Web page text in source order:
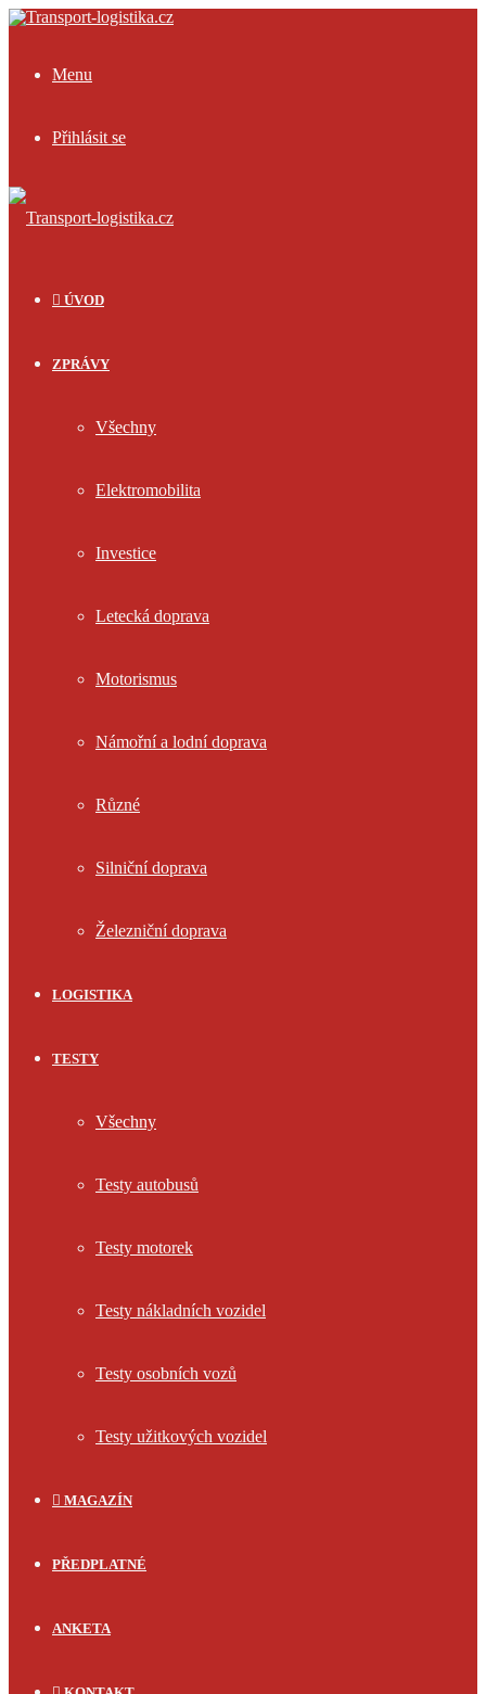
Menu
Přihlásit se
ÚVOD
ZPRÁVY
Všechny
Elektromobilita
Investice
Letecká doprava
Motorismus
Námořní a lodní doprava
Různé
Silniční doprava
Železniční doprava
LOGISTIKA
TESTY
Všechny
Testy autobusů
Testy motorek
Testy nákladních vozidel
Testy osobních vozů
Testy užitkových vozidel
MAGAZÍN
PŘEDPLATNÉ
ANKETA